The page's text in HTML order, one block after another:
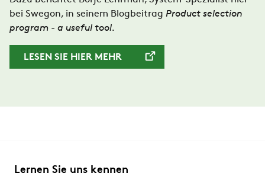
bei Swegon, in seinem Blogbeitrag Product selection
program - a useful tool.
LESEN SIE HIER MEHR
Lernen Sie uns kennen